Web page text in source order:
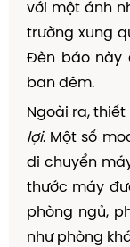
với một ánh
trường xung
Đèn báo này
ban đêm.
Ngoài ra,
lợi. Một số
di chuyển
thước máy
phòng ngủ,
như phòng